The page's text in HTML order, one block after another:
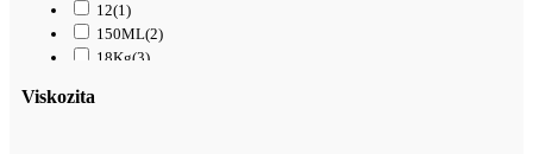
12(1)
150ML(2)
18Kg(3)
Viskozita